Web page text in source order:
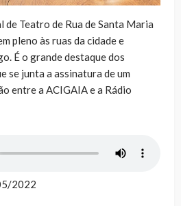
Teatro de Rua de Santa Maria
pleno às ruas da cidade e
É o grande destaque dos
se junta a assinatura de um
entre a ACIGAIA e a Rádio
2022